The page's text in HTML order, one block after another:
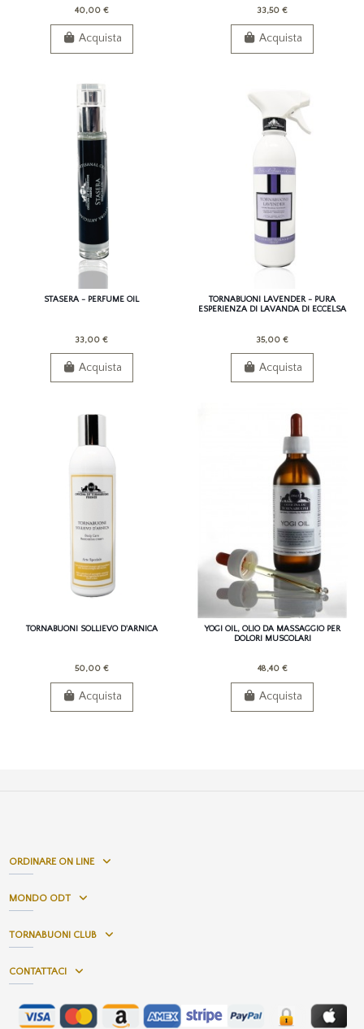
40,00 €
Acquista
33,50 €
Acquista
STASERA - PERFUME OIL
33,00 €
Acquista
TORNABUONI LAVENDER - PURA
ESPERIENZA DI LAVANDA DI ECCELSA
35,00 €
Acquista
TORNABUONI SOLLIEVO D'ARNICA
50,00 €
Acquista
YOGI OIL, OLIO DA MASSAGGIO PER
DOLORI MUSCOLARI
48,40 €
Acquista
ORDINARE ON LINE
MONDO ODT
TORNABUONI CLUB
CONTATTACI